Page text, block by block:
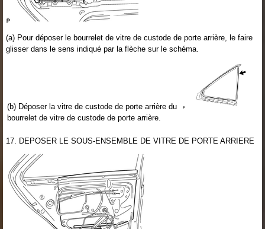
(a) Pour déposer le bourrelet de vitre de custode de porte arrière, le faire
glisser dans le sens indiqué par la flèche sur le schéma.
(b) Déposer la vitre de custode de porte arrière du
bourrelet de vitre de custode de porte arrière.
17. DEPOSER LE SOUS-ENSEMBLE DE VITRE DE PORTE ARRIERE